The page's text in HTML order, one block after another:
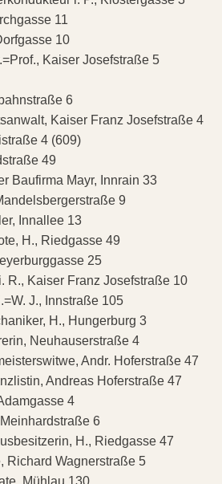
11
10
Kaiser Josefstraße 5
6
Kaiser Franz Josefstraße 4
4 (609)
49
Baufirma Mayr, Innrain 33
9
Innallee 13
H., Riedgasse 49
25
Kaiser Franz Josefstraße 10
J., Innstraße 105
H., Hungerburg 3
Neuhauserstraße 4
Andr. Hoferstraße 47
Andreas Hoferstraße 47
4
6
H., Riedgasse 47
Wagnerstraße 5
Mühlau 130